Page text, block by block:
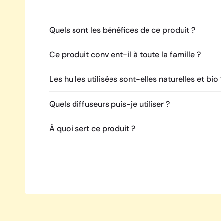
Quels sont les bénéfices de ce produit ?
Ce produit convient-il à toute la famille ?
Les huiles utilisées sont-elles naturelles et bio
Quels diffuseurs puis-je utiliser ?
À quoi sert ce produit ?